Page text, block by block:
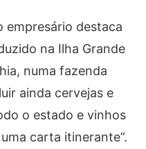
empresário destaca
na Ilha Grande
numa fazenda
ainda cervejas e
o estado e vinhos
carta itinerante”.